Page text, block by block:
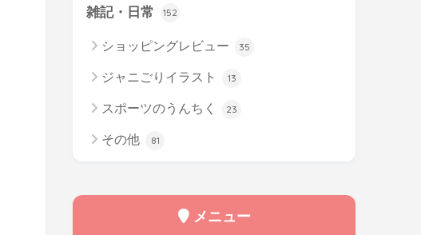
雑記・日常 152
ショッピングレビュー 35
ジャニごりイラスト 13
スポーツのうんちく 23
その他 81
メニュー